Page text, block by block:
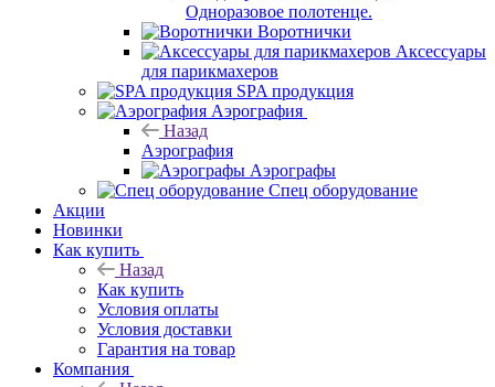
Одноразовое полотенце.
Воротнички
Аксессуары
для парикмахеров
SPA продукция
Аэрография
Назад
Аэрография
Аэрографы
Спец оборудование
Акции
Новинки
Как купить
Назад
Как купить
Условия оплаты
Условия доставки
Гарантия на товар
Компания